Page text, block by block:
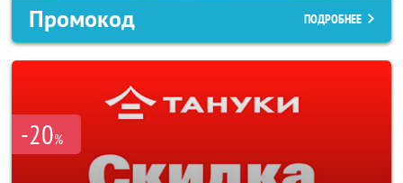
Промокод ПОДРОБНЕЕ
-20%